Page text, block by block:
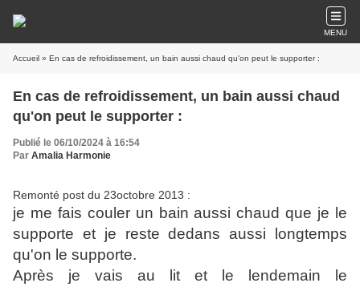
MENU
Accueil » En cas de refroidissement, un bain aussi chaud qu'on peut le supporter :
En cas de refroidissement, un bain aussi chaud
qu'on peut le supporter :
Publié le 06/10/2024 à 16:54
Par Amalia Harmonie
Remonté post du 23octobre 2013 :
je me fais couler un bain aussi chaud que je le
supporte et je reste dedans aussi longtemps
qu'on le supporte.
Après je vais au lit et le lendemain le